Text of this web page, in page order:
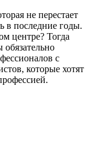
не перестает
в последние годы.
центре? Тогда
с
которые хотят